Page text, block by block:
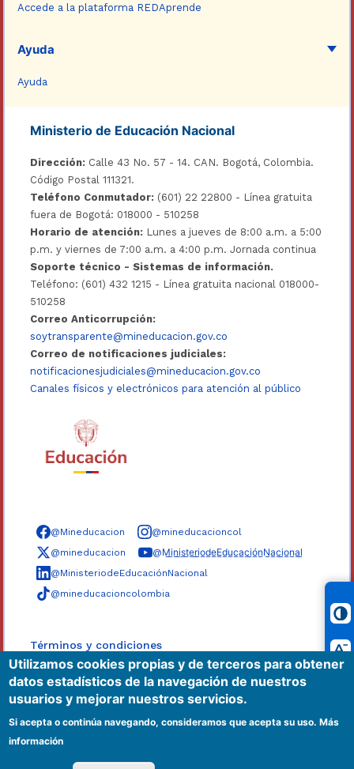
Accede a la plataforma REDAprende
Ayuda
Ayuda
Ministerio de Educación Nacional
Dirección: Calle 43 No. 57 - 14. CAN. Bogotá, Colombia.
Código Postal 111321.
Teléfono Conmutador: (601) 22 22800 - Línea gratuita
fuera de Bogotá: 018000 - 510258
Horario de atención: Lunes a jueves de 8:00 a.m. a 5:00
p.m. y viernes de 7:00 a.m. a 4:00 p.m. Jornada continua
Soporte técnico - Sistemas de información.
Teléfono: (601) 432 1215 - Línea gratuita nacional 018000-
510258
Correo Anticorrupción:
soytransparente@mineducacion.gov.co
Correo de notificaciones judiciales:
notificacionesjudiciales@mineducacion.gov.co
Canales físicos y electrónicos para atención al público
Síguenos en redes sociales
@Mineducacion
@mineducacioncol
@mineducacion
@M̲i̲n̲i̲s̲t̲e̲r̲i̲o̲d̲e̲E̲d̲u̲c̲a̲c̲i̲ó̲n̲N̲a̲c̲i̲o̲n̲a̲l̲
@MinisteriodeEducaciónNacional
@mineducacioncolombia
Términos y condiciones
Políticas
Mapa del sitio
Accesibilidad
|
Utilizamos cookies propias y de terceros para obtener
datos estadísticos de la navegación de nuestros
usuarios y mejorar nuestros servicios.
Si acepta o continúa navegando, consideramos que acepta su uso.Más
información